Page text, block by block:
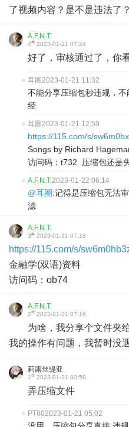
了视频内容？是不是违法了
A.F.N.T.
4# 2023-01-21 07:24
好了，审核通过了，你
耳圈2023-01-21 11:32
不能分享压缩包秒违规，
经
耳圈2023-01-21 12:59
https://115.com/s/
Songs by Richard
访问码：t732 压缩包还是
A.F.N.T.2023-01-22 06:14
@耳圈:记得是压缩包无法
滤
A.F.N.T.
3# 2023-01-21 07:18
https://115.com/s/
金融学(双语)资料
访问码：ob74
A.F.N.T.
2# 2023-01-21 07:16
为啥，我分享个文件夹
我的操作有问题，我暂时没
莉露丝缇亚
1# 2023-01-21 00:58
弄压缩文件
PT802023-01-21 05:02